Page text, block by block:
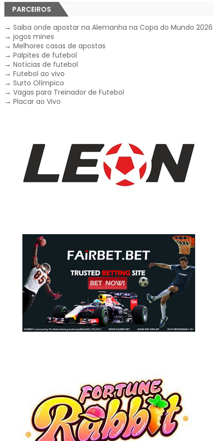
PARCEIROS
→ Saiba onde apostar na Alemanha na Copa do Mundo 2026
→ jogos mines
→ Melhores casas de apostas
→ Palpites de futebol
→ Notícias de futebol
→ Futebol ao vivo
→ Surto Olímpico
→ Vagas para Treinador de Futebol
→ Placar ao Vivo